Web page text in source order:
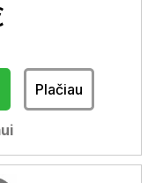
Plačiau